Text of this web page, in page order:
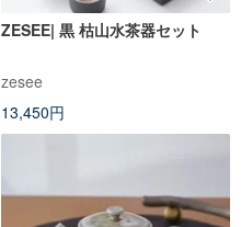
ZESEE| 黒 枯山水茶器セット
zesee
13,450円